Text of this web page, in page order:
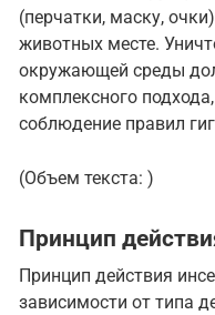
(перчатки, маску,
животных месте.
окружающей среды
комплексного
соблюдение правил
(Объем текста: )
Принцип
Принцип действия
зависимости от типа